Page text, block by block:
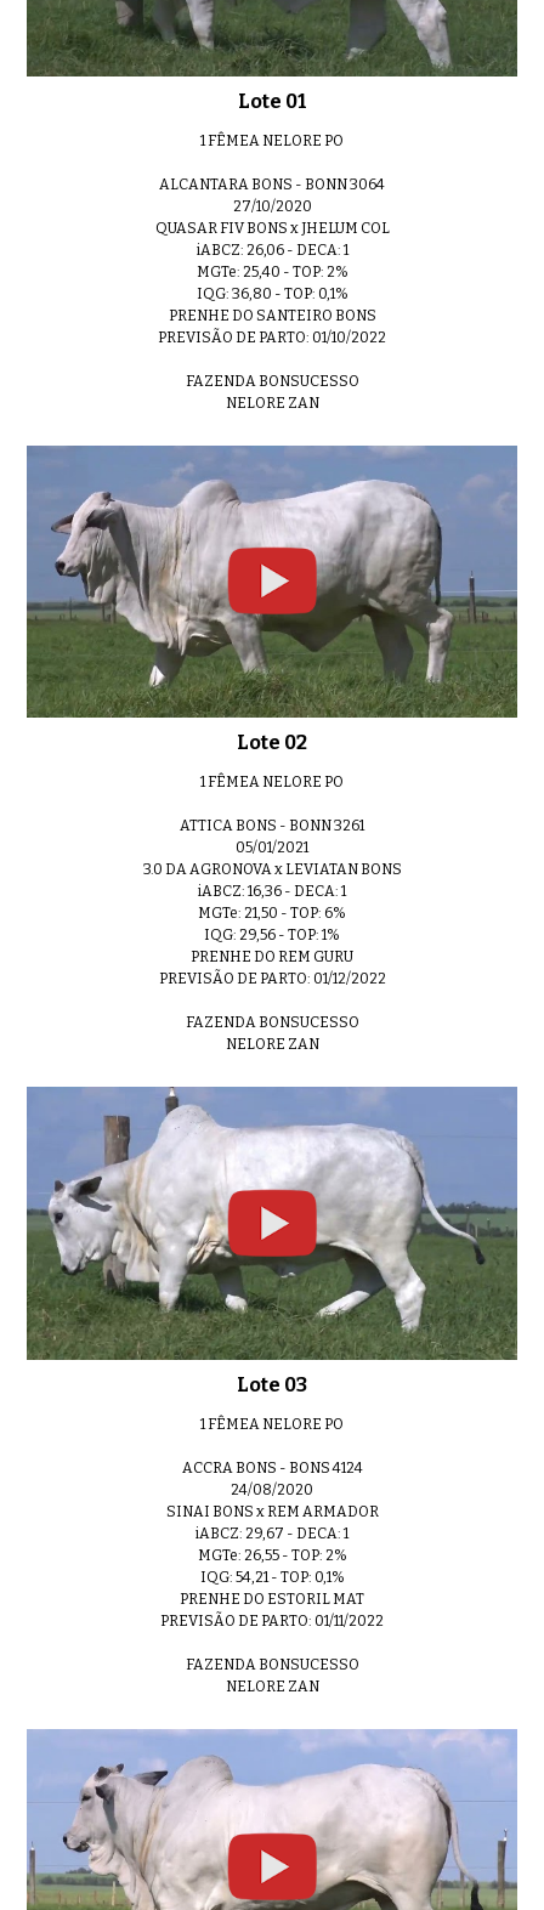
Lote 21
Lote 22
0:59 LOTE 23
0:33 Lote 24
0:38 Lote 25
01:09 LOTE 26
01:09
0:44 LOTE 29
Lote 01
1 FÊMEA NELORE PO
ALCANTARA BONS - BONN 3064
27/10/2020
QUASAR FIV BONS x JHELUM COL
iABCZ: 26,06 - DECA: 1
MGTe: 25,40 - TOP: 2%
IQG: 36,80 - TOP: 0,1%
PRENHE DO SANTEIRO BONS
PREVISÃO DE PARTO: 01/10/2022
FAZENDA BONSUCESSO
NELORE ZAN
Lote 02
1 FÊMEA NELORE PO
ATTICA BONS - BONN 3261
05/01/2021
3.0 DA AGRONOVA x LEVIATAN BONS
iABCZ: 16,36 - DECA: 1
MGTe: 21,50 - TOP: 6%
IQG: 29,56 - TOP: 1%
PRENHE DO REM GURU
PREVISÃO DE PARTO: 01/12/2022
FAZENDA BONSUCESSO
NELORE ZAN
Lote 03
1 FÊMEA NELORE PO
ACCRA BONS - BONS 4124
24/08/2020
SINAI BONS x REM ARMADOR
iABCZ: 29,67 - DECA: 1
MGTe: 26,55 - TOP: 2%
IQG: 54,21 - TOP: 0,1%
PRENHE DO ESTORIL MAT
PREVISÃO DE PARTO: 01/11/2022
FAZENDA BONSUCESSO
NELORE ZAN